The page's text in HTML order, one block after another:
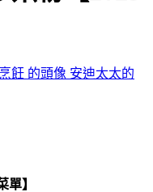
安迪太太的
單】